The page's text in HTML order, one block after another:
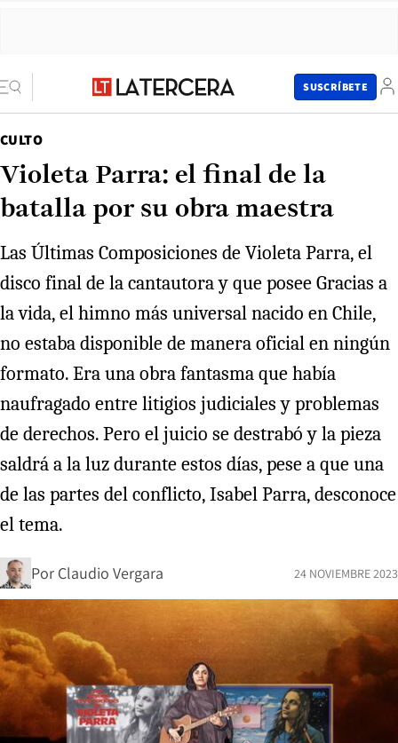
SUSCRÍBETE
CULTO
Violeta Parra: el final de la
batalla por su obra maestra
Las Últimas Composiciones de Violeta Parra, el
disco final de la cantautora y que posee Gracias a
la vida, el himno más universal nacido en Chile,
no estaba disponible de manera oficial en ningún
formato. Era una obra fantasma que había
naufragado entre litigios judiciales y problemas
de derechos. Pero el juicio se destrabó y la pieza
saldrá a la luz durante estos días, pese a que una
de las partes del conflicto, Isabel Parra, desconoce
el tema.
Por Claudio Vergara 24 NOVIEMBRE 2023